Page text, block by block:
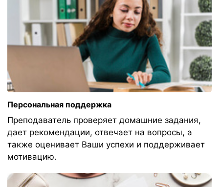
Персональная поддержка
Преподаватель проверяет домашние задания,
дает рекомендации, отвечает на вопросы, а
также оценивает Ваши успехи и поддерживает
мотивацию.